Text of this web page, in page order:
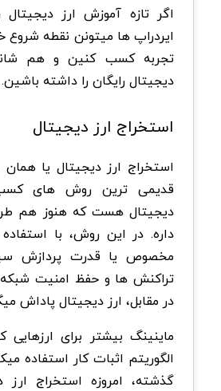
اگر تازه آموزش ارز
ایردراپ ها میتونن نقطه
تجربه کسب کنین و هم
دیجیتال رایگان را داشته باشین.
استخراج ارز دیجیتال
استخراج ارز دیجیتال یا همان
قدیمی ترین روش های کسب
دیجیتال هست که هنوز هم
داره. در این روش، با
مخصوص یا قدرت پردازش
تراکنش ها و حفظ امنیت
در مقابل، ارز دیجیتال پاداش
ماینینگ بیشتر برای ارزهایی
الگوریتم اثبات کار استفاده
گذشته، امروزه استخراج ارز